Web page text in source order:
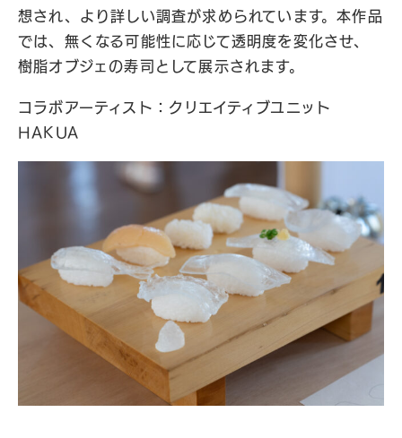
想され、より詳しい調査が求められています。本作品
では、無くなる可能性に応じて透明度を変化させ、
樹脂オブジェの寿司として展示されます。
コラボアーティスト：クリエイティブユニット
HAKUA